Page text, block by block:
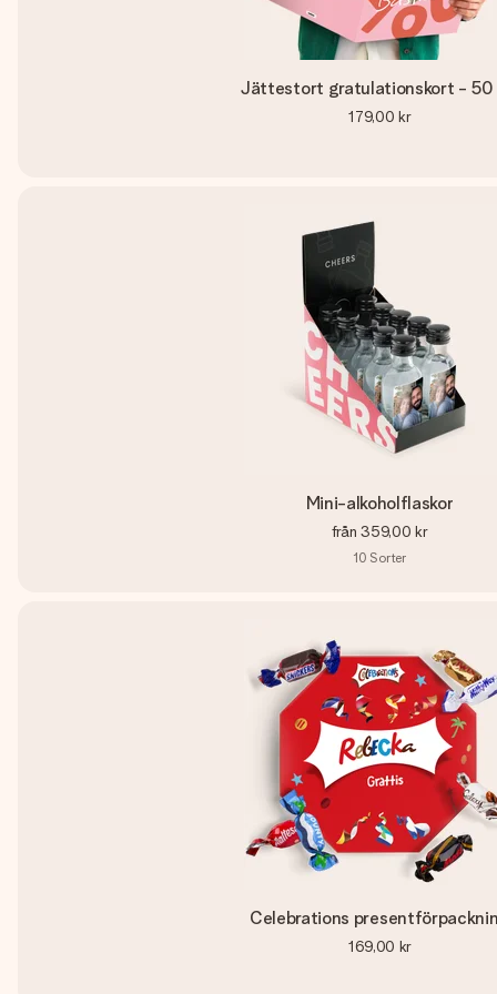
Jättestort gratulationskort - 50
179,00 kr
Mini-alkoholflaskor
från 359,00 kr
10 Sorter
Celebrations
169,00 kr